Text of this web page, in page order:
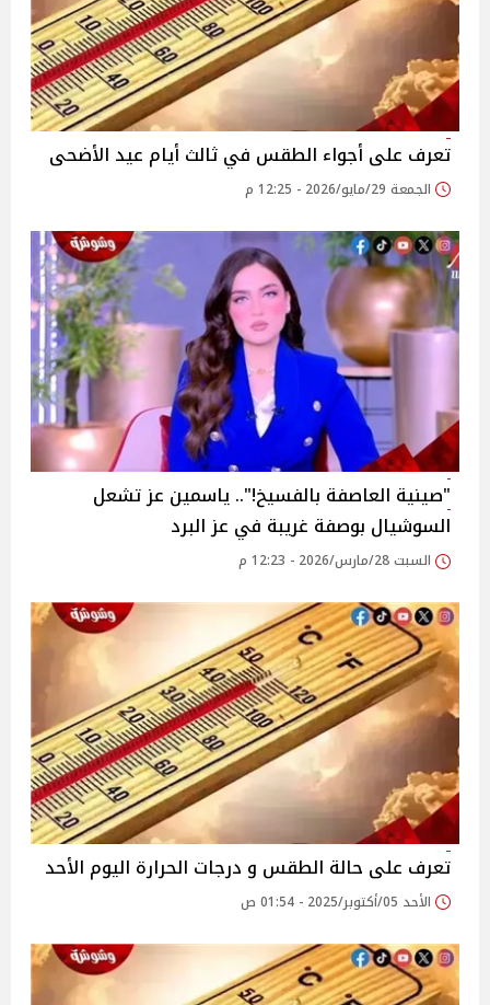
تعرف على أجواء الطقس في ثالث أيام عيد الأضحى
الجمعة 29/مايو/2026 - 12:25 م
"صينية العاصفة بالفسيخ!".. ياسمين عز تشعل
السوشيال بوصفة غريبة في عز البرد
السبت 28/مارس/2026 - 12:23 م
تعرف على حالة الطقس و درجات الحرارة اليوم الأحد
الأحد 05/أكتوبر/2025 - 01:54 ص